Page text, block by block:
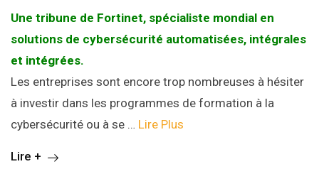
Une tribune de Fortinet, spécialiste mondial en
solutions de cybersécurité automatisées, intégrales
et intégrées.
Les entreprises sont encore trop nombreuses à hésiter
à investir dans les programmes de formation à la
cybersécurité ou à se … Lire Plus
Lire +